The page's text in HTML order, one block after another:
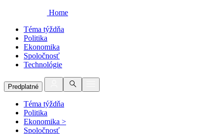
Home
Téma týždňa
Politika
Ekonomika
Spoločnosť
Technológie
Predplatné
Téma týždňa
Politika
Ekonomika >
Spoločnosť